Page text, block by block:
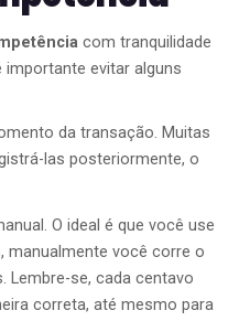
com tranquilidade
evitar alguns
da transação. Muitas
las posteriormente, o
O ideal é que você use
manualmente você corre o
Lembre-se, cada centavo
correta, até mesmo para